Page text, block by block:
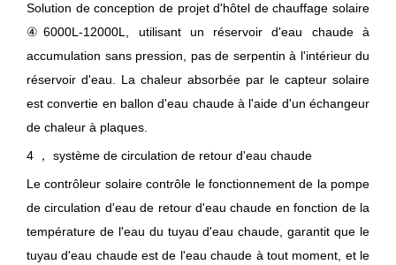
Solution de conception de projet d'hôtel de chauffage solaire
④6000L-12000L, utilisant un réservoir d'eau chaude à
accumulation sans pression, pas de serpentin à l'intérieur du
réservoir d'eau. La chaleur absorbée par le capteur solaire
est convertie en ballon d'eau chaude à l'aide d'un échangeur
de chaleur à plaques.
4 ， système de circulation de retour d'eau chaude
Le contrôleur solaire contrôle le fonctionnement de la pompe
de circulation d'eau de retour d'eau chaude en fonction de la
température de l'eau du tuyau d'eau chaude, garantit que le
tuyau d'eau chaude est de l'eau chaude à tout moment, et le